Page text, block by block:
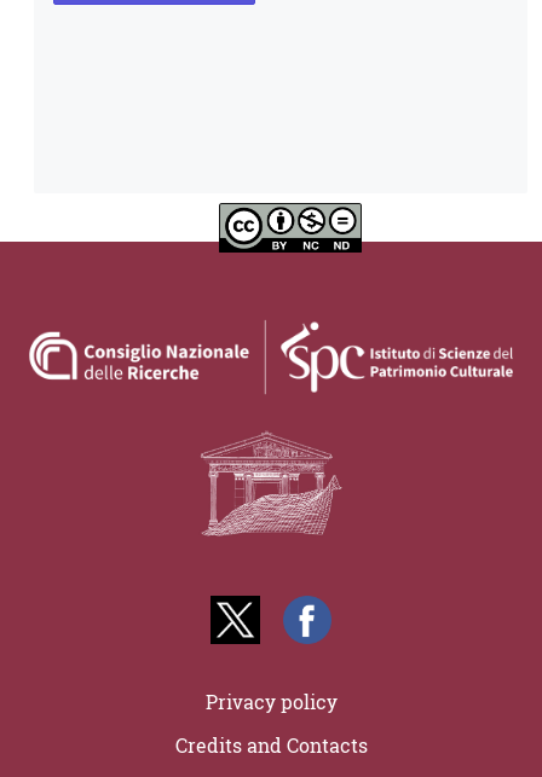
Privacy policy
Credits and Contacts